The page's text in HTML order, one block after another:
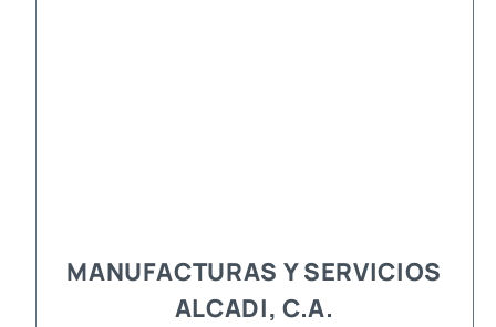
MANUFACTURAS Y SERVICIOS
ALCADI, C.A.